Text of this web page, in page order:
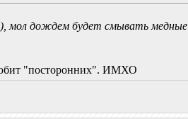
мол дождем будет смывать медные
"посторонних". ИМХО